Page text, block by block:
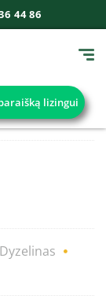
44 86
lizingui
Dyzelinas